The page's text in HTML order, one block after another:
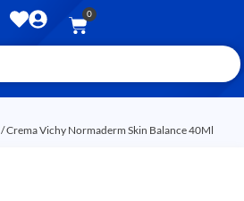
0
/ Crema Vichy Normaderm Skin Balance 40Ml